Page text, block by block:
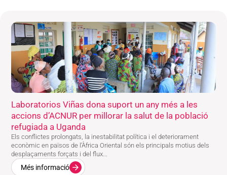
Laboratorios Viñas dona suport un any més a les
accions d’ACNUR per millorar la salut de la població
refugiada a Uganda
Els conflictes prolongats, la inestabilitat política i el deteriorament
econòmic en països de l’Àfrica Oriental són els principals motius dels
desplaçaments forçats i del flux...
Més informació